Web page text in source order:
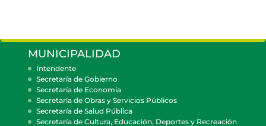
MUNICIPALIDAD
Intendente
Secretaría de Gobierno
Secretaría de Economía
Secretaría de Obras y Servicios Públicos
Secretaría de Salud Pública
Secretaría de Cultura, Educación, Deportes y Recreación